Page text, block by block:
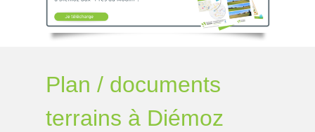
Plan / documents
terrains à Diémoz